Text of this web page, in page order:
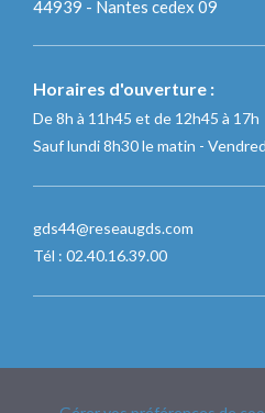
44939 - Nantes cedex 09
Horaires d'ouverture :
De 8h à 11h45 et de 12h45 à 17h
Sauf lundi 8h30 le matin -
gds44@reseaugds.com
Tél : 02.40.16.39.00